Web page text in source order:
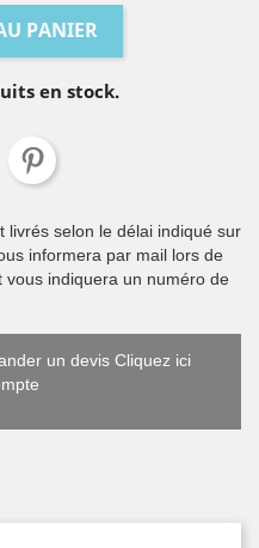
PANIER
en stock.
livrés selon le délai indiqué sur
informera par mail lors de
vous indiquera un numéro de
un devis Cliquez ici